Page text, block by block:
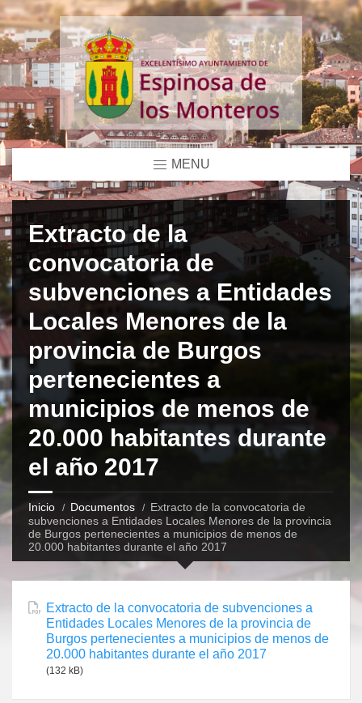
MENU
Extracto de la
convocatoria de
subvenciones a Entidades
Locales Menores de la
provincia de Burgos
pertenecientes a
municipios de menos de
20.000 habitantes durante
el año 2017
Inicio Documentos
Extracto de la convocatoria de
subvenciones a Entidades Locales Menores de la provincia
de Burgos pertenecientes a municipios de menos de
20.000 habitantes durante el año 2017
Extracto de la convocatoria de subvenciones a
Entidades Locales Menores de la provincia de
Burgos pertenecientes a municipios de menos de
20.000 habitantes durante el año 2017
(132 kB)